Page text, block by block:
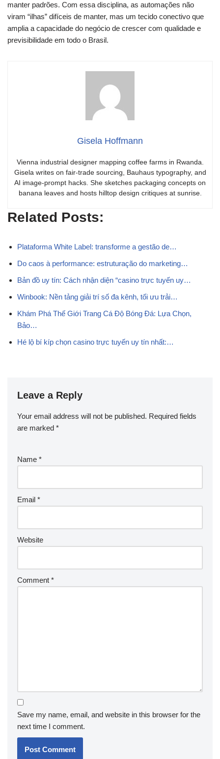
manter padrões. Com essa disciplina, as automações não
viram “ilhas” difíceis de manter, mas um tecido conectivo que
amplia a capacidade do negócio de crescer com qualidade e
previsibilidade em todo o Brasil.
Gisela Hoffmann
Vienna industrial designer mapping coffee farms in Rwanda.
Gisela writes on fair-trade sourcing, Bauhaus typography, and
AI image-prompt hacks. She sketches packaging concepts on
banana leaves and hosts hilltop design critiques at sunrise.
Related Posts:
Plataforma White Label: transforme a gestão de…
Do caos à performance: estruturação do marketing…
Bản đồ uy tín: Cách nhận diện “casino trực tuyến uy…
Winbook: Nền tảng giải trí số đa kênh, tối ưu trải…
Khám Phá Thế Giới Trang Cá Độ Bóng Đá: Lựa Chọn,
Bảo…
Hé lộ bí kíp chọn casino trực tuyến uy tín nhất:…
Leave a Reply
Your email address will not be published. Required fields
are marked *
Name *
Email *
Website
Comment *
Save my name, email, and website in this browser for the
next time I comment.